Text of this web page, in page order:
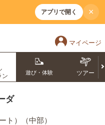
アプリで開く ×
マイページ
ン
遊び・体験 ツアー
ダ
ト）（中部）